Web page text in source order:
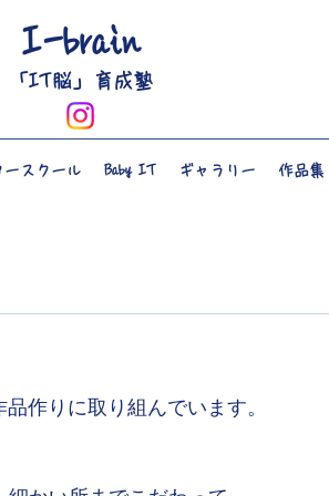
I-brain
​「IT脳」育成塾
ースクール Baby IT ギャラリー 作品集
作りに取り組んでいます。